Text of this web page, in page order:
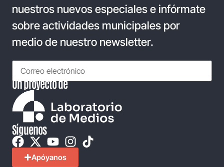
nuestros nuevos especiales e infórmate
sobre actividades municipales por
medio de nuestro newsletter.
Un proyecto de
Síguenos
Apóyanos